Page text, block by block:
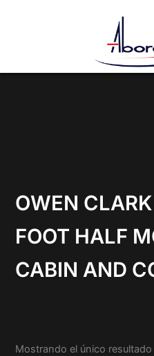
s
OWEN
FOOT HALF
CABIN AND
Mostrando el único resultado